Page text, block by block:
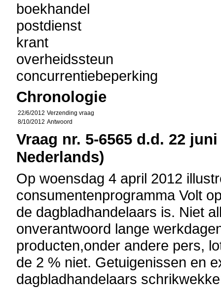
boekhandel
postdienst
krant
overheidssteun
concurrentiebeperking
Chronologie
22/6/2012 Verzending vraag
8/10/2012 Antwoord
Vraag nr. 5-6565 d.d. 22
Nederlands)
Op woensdag 4 april 2012
consumentenprogramma Volt
de dagbladhandelaars is. Niet
onverantwoord lange
producten,onder andere pers,
de 2 % niet. Getuigenissen en
dagbladhandelaars